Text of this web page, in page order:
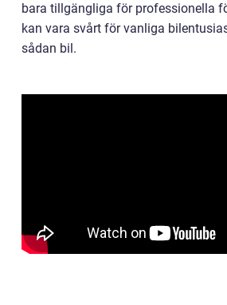
bara tillgängliga för professionella
kan vara svårt för vanliga
sådan bil.